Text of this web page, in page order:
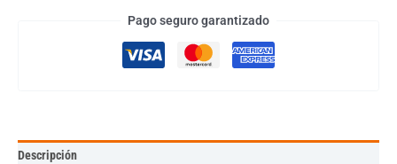
Pago seguro garantizado
Descripción